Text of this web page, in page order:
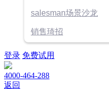
salesman场景沙龙
销售琦招
登录 免费试用
4000-464-288
返回